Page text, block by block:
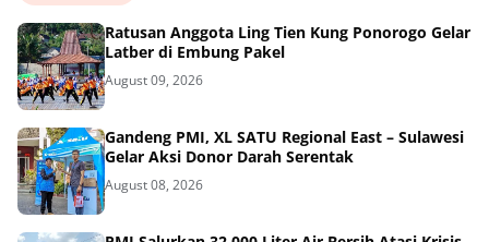
Ratusan Anggota Ling Tien Kung Ponorogo Gelar
Latber di Embung Pakel
August 09, 2026
Gandeng PMI, XL SATU Regional East – Sulawesi
Gelar Aksi Donor Darah Serentak
August 08, 2026